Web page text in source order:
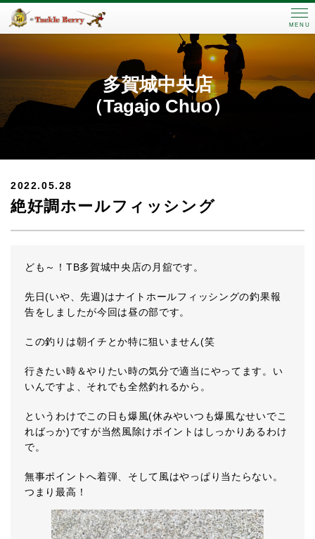
MENU
多賀城中央店
（Tagajo Chuo）
2022.05.28
絶好調ホールフィッシング
ども～！TB多賀城中央店の月舘です。
先日(いや、先週)はナイトホールフィッシングの釣果報
告をしましたが今回は昼の部です。
この釣りは朝イチとか特に狙いません(笑
行きたい時＆やりたい時の気分で適当にやってます。い
いんですよ、それでも全然釣れるから。
というわけでこの日も爆風(休みやいつも爆風なせいでこ
ればっか)ですが当然風除けポイントはしっかりあるわけ
で。
無事ポイントへ着弾、そして風はやっぱり当たらない。
つまり最高！